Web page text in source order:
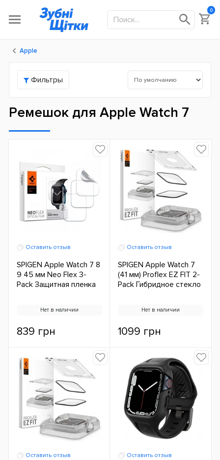
0
Apple
Фильтры
Ремешок для Apple Watch 7
Оставить отзыв
SPIGEN Apple Watch 7 8
9 45 мм Neo Flex 3-
Pack Защитная пленка
Нет в наличии
839 грн
Оставить отзыв
SPIGEN Apple Watch 7
(41 мм) Proflex EZ FIT 2-
Pack Гибридное стекло
Нет в наличии
1099 грн
Оставить отзыв Оставить отзыв